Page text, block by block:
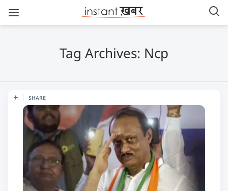
Tag Archives: Ncp
SHARE